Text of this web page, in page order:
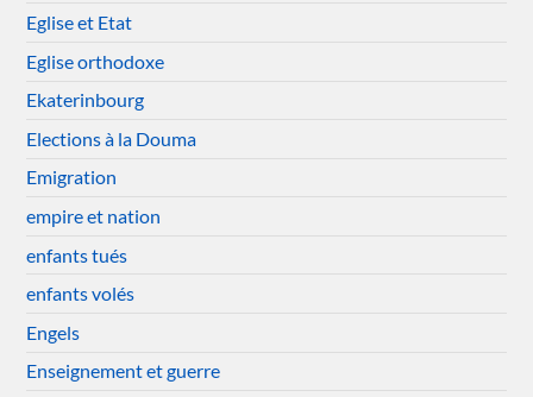
Eglise et Etat
Eglise orthodoxe
Ekaterinbourg
Elections à la Douma
Emigration
empire et nation
enfants tués
enfants volés
Engels
Enseignement et guerre